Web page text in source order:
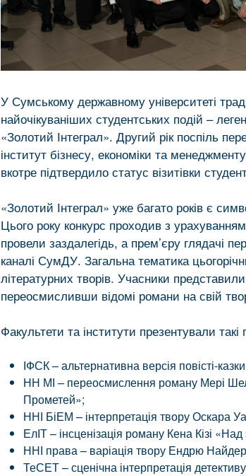
У Сумському державному університеті
найочікуваніших студентських подій –
«Золотий Інтеграл». Другий рік поспіль
інститут бізнесу, економіки та
вкотре підтвердило статус візитівки
«Золотий Інтеграл» уже багато років є
Цього року конкурс проходив з
провели заздалегідь, а прем’єру глядачі
каналі СумДУ. Загальна тематика
літературних творів. Учасники
переосмисливши відомі романи на свій
Факультети та інститути презентували такі
ІФСК – альтернативна версія повісті-
НН МІ – переосмислення роману Мері
Прометей»;
ННІ БіЕМ – інтерпретація твору Оскара
ЕлІТ – інсценізація роману Кена Кізі
ННІ права – варіація твору Ендрю
ТеСЕТ – сценічна інтерпретація